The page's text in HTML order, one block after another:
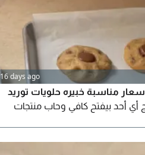
16 days ago
مناسبة خبيره حلويات توريد
أي أحد بيفتح كافي وحاب منتجات